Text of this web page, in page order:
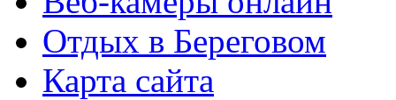
Отдых в Береговом
Карта сайта